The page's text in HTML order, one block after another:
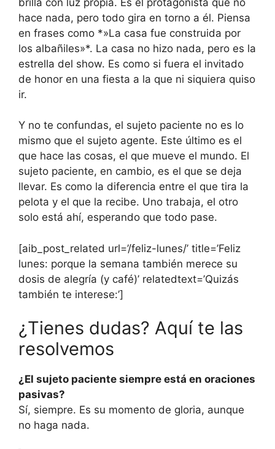
hace nada, pero todo gira en torno a él. Piensa
en frases como *»La casa fue construida por
los albañiles»*. La casa no hizo nada, pero es la
estrella del show. Es como si fuera el invitado
de honor en una fiesta a la que ni siquiera quiso
ir.
Y no te confundas, el sujeto paciente no es lo
mismo que el sujeto agente. Este último es el
que hace las cosas, el que mueve el mundo. El
sujeto paciente, en cambio, es el que se deja
llevar. Es como la diferencia entre el que tira la
pelota y el que la recibe. Uno trabaja, el otro
solo está ahí, esperando que todo pase.
[aib_post_related url=’/feliz-lunes/’ title=’Feliz
lunes: porque la semana también merece su
dosis de alegría (y café)’ relatedtext=’Quizás
también te interese:’]
¿Tienes dudas? Aquí te las
resolvemos
¿El sujeto paciente siempre está en oraciones
pasivas?
Sí, siempre. Es su momento de gloria, aunque
no haga nada.